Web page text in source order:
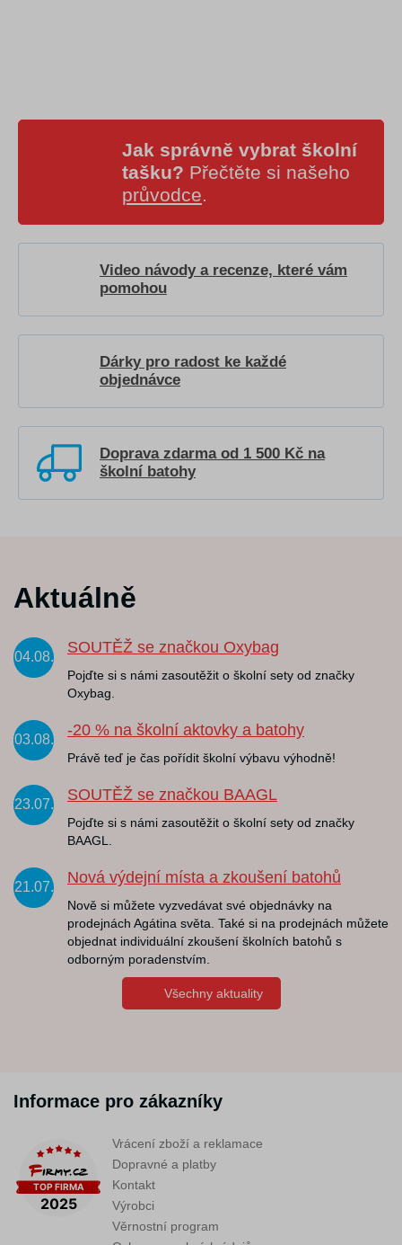
Jak správně vybrat školní
tašku? Přečtěte si našeho
průvodce.
Video návody a recenze, které vám
pomohou
Dárky pro radost ke každé
objednávce
Doprava zdarma od 1 500 Kč na
školní batohy
Aktuálně
04.08.
SOUTĚŽ se značkou Oxybag
Pojďte si s námi zasoutěžit o školní sety od značky
Oxybag.
03.08.
-20 % na školní aktovky a batohy
Právě teď je čas pořídit školní výbavu výhodně!
23.07.
SOUTĚŽ se značkou BAAGL
Pojďte si s námi zasoutěžit o školní sety od značky
BAAGL.
21.07.
Nová výdejní místa a zkoušení batohů
Nově si můžete vyzvedávat své objednávky na
prodejnách Agátina světa. Také si na prodejnách můžete
objednat individuální zkoušení školních batohů s
odborným poradenstvím.
Všechny aktuality
Informace pro zákazníky
Vrácení zboží a reklamace
Dopravné a platby
Kontakt
Výrobci
Věrnostní program